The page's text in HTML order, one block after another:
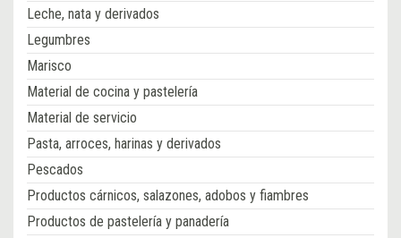
Leche, nata y derivados
Legumbres
Marisco
Material de cocina y pastelería
Material de servicio
Pasta, arroces, harinas y derivados
Pescados
Productos cárnicos, salazones, adobos y fiambres
Productos de pastelería y panadería